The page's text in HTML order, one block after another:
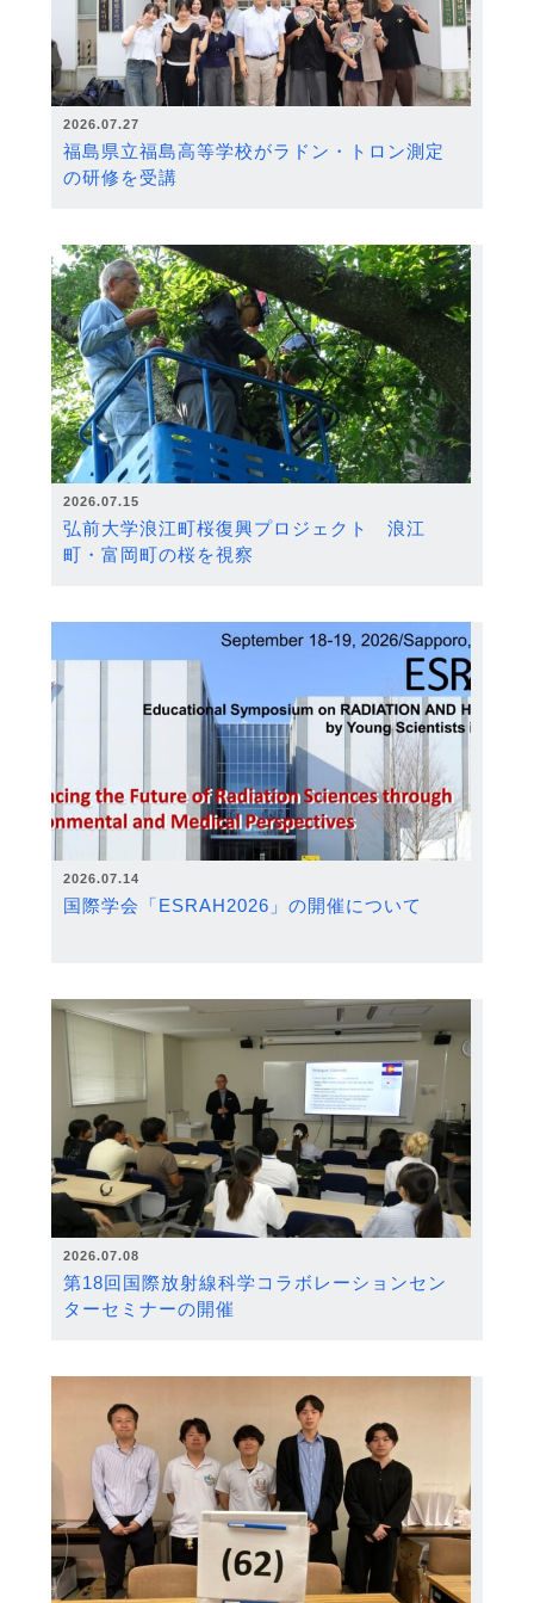
2026.07.27
福島県立福島高等学校がラドン・トロン測定
の研修を受講
2026.07.15
弘前大学浪江町桜復興プロジェクト 浪江
町・富岡町の桜を視察
2026.07.14
国際学会「ESRAH2026」の開催について
2026.07.08
第18回国際放射線科学コラボレーションセン
ターセミナーの開催